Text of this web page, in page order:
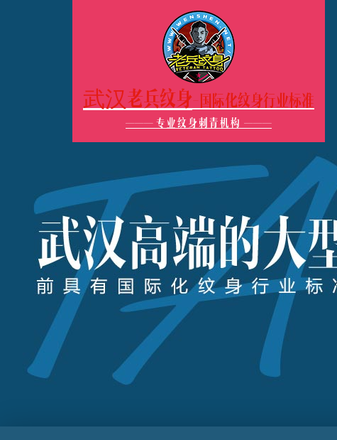
武汉老兵纹身-国际化纹身行业标准
——— 专业纹身刺青机构 ———